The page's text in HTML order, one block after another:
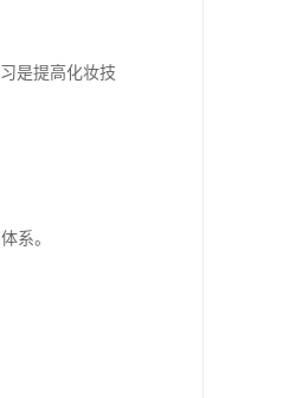
是提高化妆技
系。